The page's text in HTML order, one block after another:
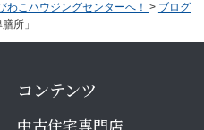
こハウジングセンターへ！ > ブログ
所」
コンテンツ